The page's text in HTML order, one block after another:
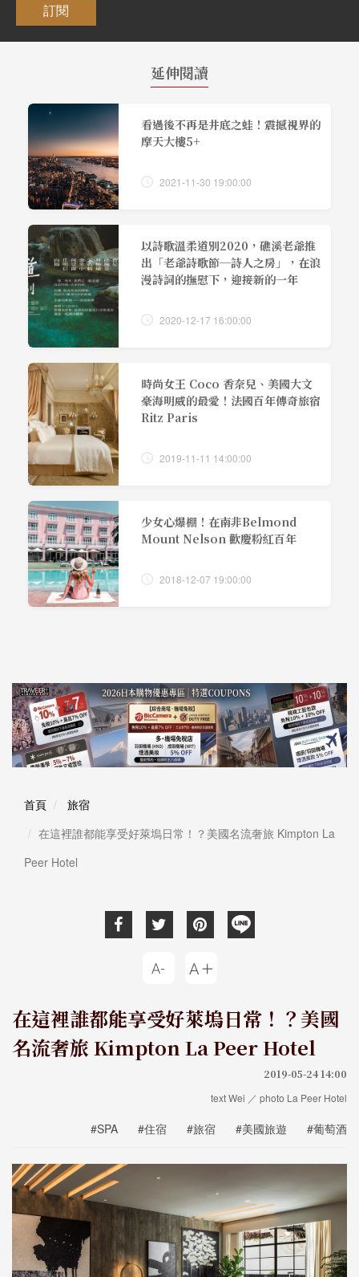
訂閱
延伸閱讀
看過後不再是井底之蛙！震撼視界的
摩天大樓5+
2021-11-30 19:00:00
以詩歌溫柔道別2020，礁溪老爺推
出「老爺詩歌節─詩人之房」，在浪
漫詩詞的撫慰下，迎接新的一年
2020-12-17 16:00:00
時尚女王 Coco 香奈兒、美國大文
豪海明威的最愛！法國百年傳奇旅宿
Ritz Paris
2019-11-11 14:00:00
少女心爆棚！在南非Belmond
Mount Nelson 歡慶粉紅百年
2018-12-07 19:00:00
首頁
旅宿
在這裡誰都能享受好萊塢日常！？美國名流奢旅 Kimpton La
Peer Hotel
在這裡誰都能享受好萊塢日常！？美國
名流奢旅 Kimpton La Peer Hotel
2019-05-24 14:00
text Wei ／ photo La Peer Hotel
#SPA #住宿 #旅宿 #美國旅遊 #葡萄酒